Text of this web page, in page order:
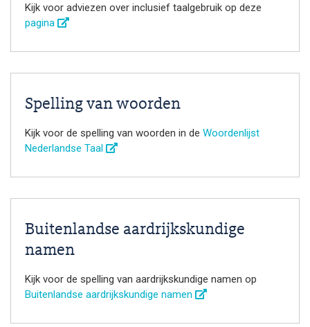
Kijk voor adviezen over inclusief taalgebruik op deze
pagina
Spelling van woorden
Kijk voor de spelling van woorden in de Woordenlijst
Nederlandse Taal
Buitenlandse aardrijkskundige
namen
Kijk voor de spelling van aardrijkskundige namen op
Buitenlandse aardrijkskundige namen